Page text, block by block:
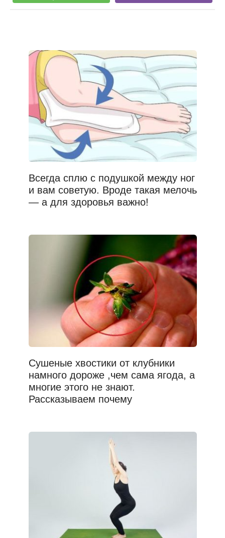
Всегда сплю с подушкой между ног
и вам советую. Вроде такая мелочь
— а для здоровья важно!
Сушеные хвостики от клубники
намного дороже ,чем сама ягода, а
многие этого не знают.
Рассказываем почему